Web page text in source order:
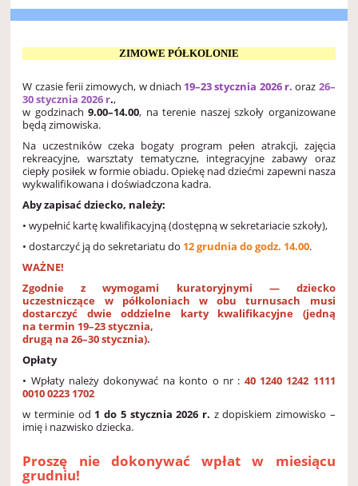
ZIMOWE PÓŁKOLONIE
W czasie ferii zimowych, w dniach 19–23 stycznia 2026 r. oraz 26–
30 stycznia 2026 r.,
w godzinach9.00–14.00, na terenie naszej szkoły organizowane
będą zimowiska.
Na uczestników czeka bogaty program pełen atrakcji, zajęcia
rekreacyjne, warsztaty tematyczne, integracyjne zabawy oraz
ciepły posiłek w formie obiadu. Opiekę nad dziećmi zapewni nasza
wykwalifikowana i doświadczona kadra.
Aby zapisać dziecko, należy:
• wypełnić kartę kwalifikacyjną (dostępną w sekretariacie szkoły),
• dostarczyć ją do sekretariatu do 12 grudnia do godz. 14.00.
WAŻNE!
Zgodnie z wymogami kuratoryjnymi — dziecko
uczestniczące w półkoloniach w obu turnusach musi
dostarczyć dwie oddzielne karty kwalifikacyjne (jedną
na termin 19–23 stycznia,
drugą na 26–30 stycznia).
Opłaty
• Wpłaty należy dokonywać na konto o nr : 40 1240 1242 1111
0010 0223 1702
w terminie od 1 do 5 stycznia 2026 r. z dopiskiem zimowisko –
imię i nazwisko dziecka.
Proszę nie dokonywać wpłat w miesiącu
grudniu!